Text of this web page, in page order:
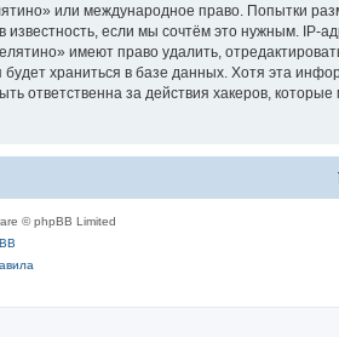
или международное право. Попытки
если мы сочтём это нужным. IP-
имеют право удалить,
храниться в базе данных. Хотя эта
за действия хакеров, которые
© phpBB Limited